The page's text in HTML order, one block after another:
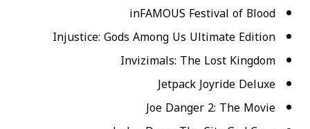
inFAMOUS Festival of Blood
Injustice: Gods Among Us Ultimate Edition
Invizimals: The Lost Kingdom
Jetpack Joyride Deluxe
Joe Danger 2: The Movie